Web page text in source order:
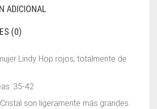
ADICIONAL
(0)
Lindy Hop rojos, totalmente de
35-42
son ligeramente más grandes